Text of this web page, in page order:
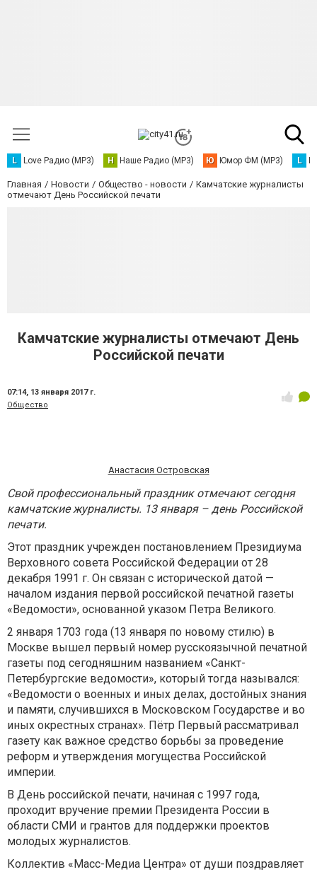
L Love Радио (MP3) Н Наше Радио (MP3) Ю Юмор ФМ (MP3) L
Главная Новости Общество - новости
Камчатские журналисты
отмечают День Российской печати
Камчатские журналисты отмечают День
Российской печати
07:14, 13 января 2017 г.
Общество
Анастасия Островская
Свой профессиональный праздник отмечают сегодня
камчатские журналисты. 13 января – день Российской
печати.
Этот праздник учрежден постановлением Президиума
Верховного совета Российской Федерации от 28
декабря 1991 г. Он связан с исторической датой —
началом издания первой российской печатной газеты
«Ведомости», основанной указом Петра Великого.
2 января 1703 года (13 января по новому стилю) в
Москве вышел первый номер русскоязычной печатной
газеты под сегодняшним названием «Санкт-
Петербургские ведомости», который тогда назывался:
«Ведомости о военных и иных делах, достойных знания
и памяти, случившихся в Московском Государстве и во
иных окрестных странах». Пётр Первый рассматривал
газету как важное средство борьбы за проведение
реформ и утверждения могущества Российской
империи.
В День российской печати, начиная с 1997 года,
проходит вручение премии Президента России в
области СМИ и грантов для поддержки проектов
молодых журналистов.
Коллектив «Масс-Медиа Центра» от души поздравляет